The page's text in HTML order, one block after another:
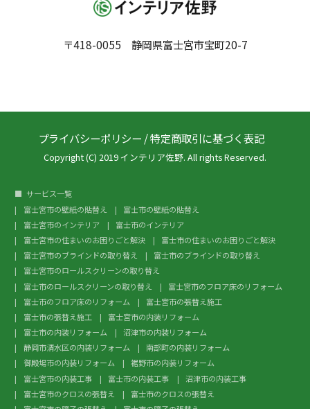
〒418-0055 静岡県富士宮市宝町20-7
プライバシーポリシー /特定商取引に基づく表記
Copyright (C) 2019 インテリア佐野. All rights Reserved.
サービス一覧
富士宮市の壁紙の貼替え
富士市の壁紙の貼替え
富士宮市のインテリア
富士市のインテリア
富士宮市の住まいのお困りごと解決
富士市の住まいのお困りごと解決
富士宮市のブラインドの取り替え
富士市のブラインドの取り替え
富士宮市のロールスクリーンの取り替え
富士市のロールスクリーンの取り替え
富士宮市のフロア床のリフォーム
富士市のフロア床のリフォーム
富士宮市の張替え施工
富士市の張替え施工
富士宮市の内装リフォーム
富士市の内装リフォーム
沼津市の内装リフォーム
静岡市清水区の内装リフォーム
南部町の内装リフォーム
御殿場市の内装リフォーム
裾野市の内装リフォーム
富士宮市の内装工事
富士市の内装工事
沼津市の内装工事
富士宮市のクロスの張替え
富士市のクロスの張替え